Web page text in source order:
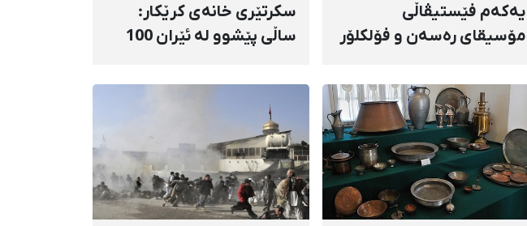
یەكەم فێستیڤاڵی
مۆسیقای رەسەن و فۆلكلۆر
دەچێت
سكرتێری خانەی كرێكار:
ساڵی پێشوو لە ئێران 100